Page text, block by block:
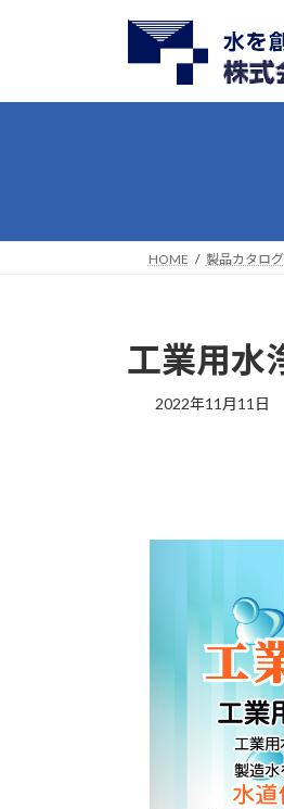
プ
動
HOME 製品カタログ
工業用水
2022年11月11日